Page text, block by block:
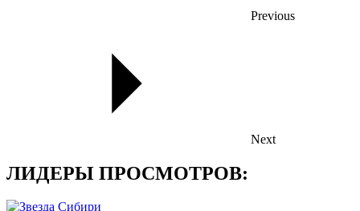
Previous
Next
ЛИДЕРЫ ПРОСМОТРОВ: